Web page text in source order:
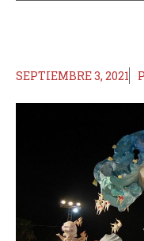
SEPTIEMBRE 3, 2021